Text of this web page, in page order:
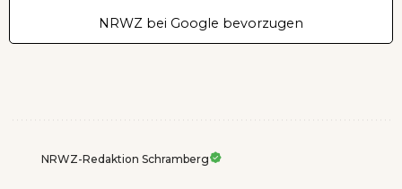
NRWZ bei Google bevorzugen
NRWZ-Redaktion Schramberg